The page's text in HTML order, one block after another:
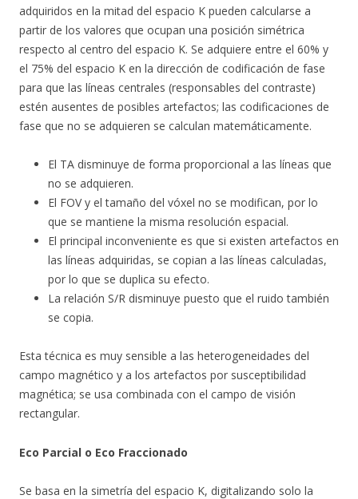
adquiridos en la mitad del espacio K pueden calcularse a
partir de los valores que ocupan una posición simétrica
respecto al centro del espacio K. Se adquiere entre el 60% y
el 75% del espacio K en la dirección de codificación de fase
para que las líneas centrales (responsables del contraste)
estén ausentes de posibles artefactos; las codificaciones de
fase que no se adquieren se calculan matemáticamente.
El TA disminuye de forma proporcional a las líneas que
no se adquieren.
El FOV y el tamaño del vóxel no se modifican, por lo
que se mantiene la misma resolución espacial.
El principal inconveniente es que si existen artefactos en
las líneas adquiridas, se copian a las líneas calculadas,
por lo que se duplica su efecto.
La relación S/R disminuye puesto que el ruido también
se copia.
Esta técnica es muy sensible a las heterogeneidades del
campo magnético y a los artefactos por susceptibilidad
magnética; se usa combinada con el campo de visión
rectangular.
Eco Parcial o Eco Fraccionado
Se basa en la simetría del espacio K, digitalizando solo la